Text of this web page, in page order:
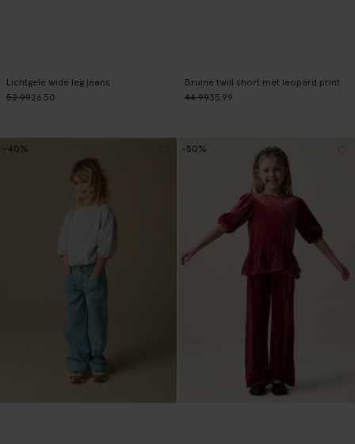
Lichtgele wide leg jeans
52.9926.50
Bruine twill short met leopard print
44.9935.99
-40% -50%